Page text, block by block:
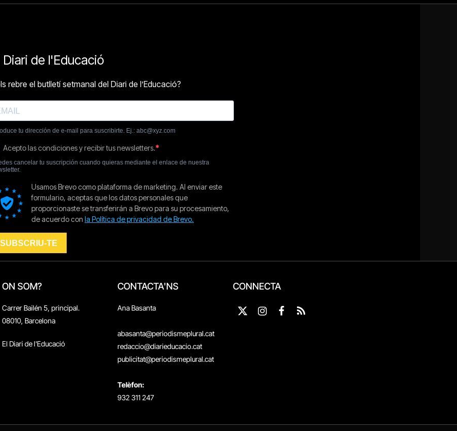
ON SOM?
Carrer Bailén 5, principal.
08010, Barcelona
El Diari de l'Educació
CONTACTA'NS
Ana Basanta
abasanta@periodismeplural.cat
redaccio@diarieducacio.cat
publicitat@periodismeplural.cat
Telèfon:
932 311 247
CONNECTA
X
InstagramFacebook
RSS